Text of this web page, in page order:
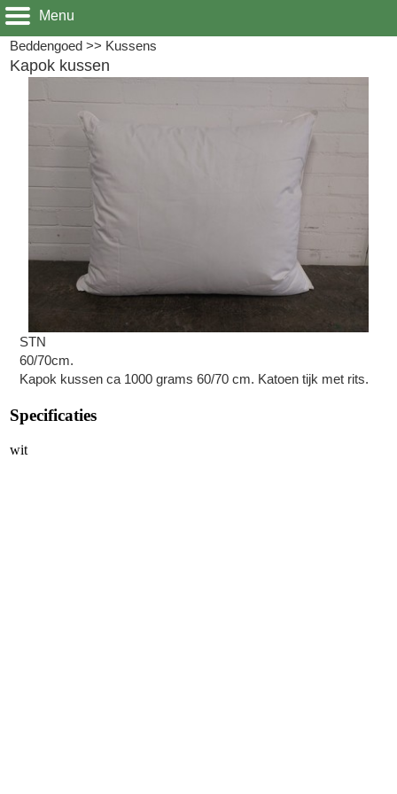
Menu
Beddengoed >> Kussens
Kapok kussen
STN
60/70cm.
Kapok kussen ca 1000 grams 60/70 cm. Katoen tijk met rits.
Specificaties
wit